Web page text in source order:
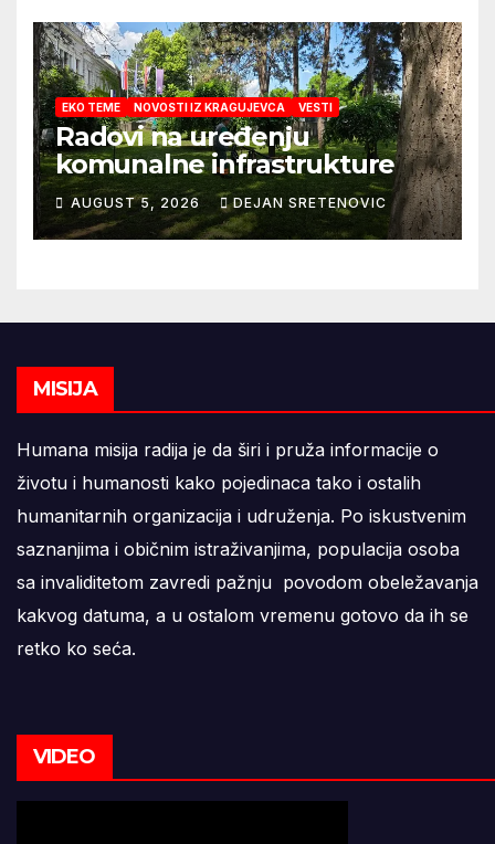
EKO TEME NOVOSTI IZ KRAGUJEVCA VESTI
Radovi na uređenju
komunalne infrastrukture
AUGUST 5, 2026 DEJAN SRETENOVIC
MISIJA
Humana misija radija je da širi i pruža informacije o
životu i humanosti kako pojedinaca tako i ostalih
humanitarnih organizacija i udruženja. Po iskustvenim
saznanjima i običnim istraživanjima, populacija osoba
sa invaliditetom zavredi pažnju povodom obeležavanja
kakvog datuma, a u ostalom vremenu gotovo da ih se
retko ko seća.
VIDEO